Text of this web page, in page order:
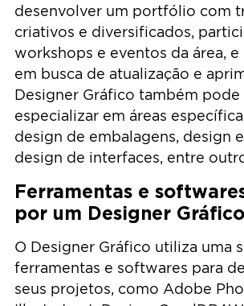
desenvolver um portfólio com
criativos e diversificados,
workshops e eventos da área, e
em busca de atualização e
Designer Gráfico também pode
especializar em áreas
design de embalagens, design
design de interfaces, entre
Ferramentas e
por um Designer Gráfico
O Designer Gráfico utiliza uma
ferramentas e softwares para
seus projetos, como Adobe